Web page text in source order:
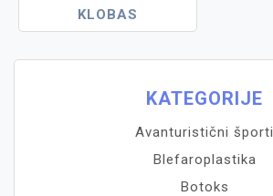
KLOBAS
KATEGORIJE
Avanturistični športi
Blefaroplastika
Botoks